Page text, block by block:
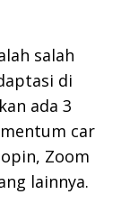
salah
di
ada 3
car
Zoom
lainnya.